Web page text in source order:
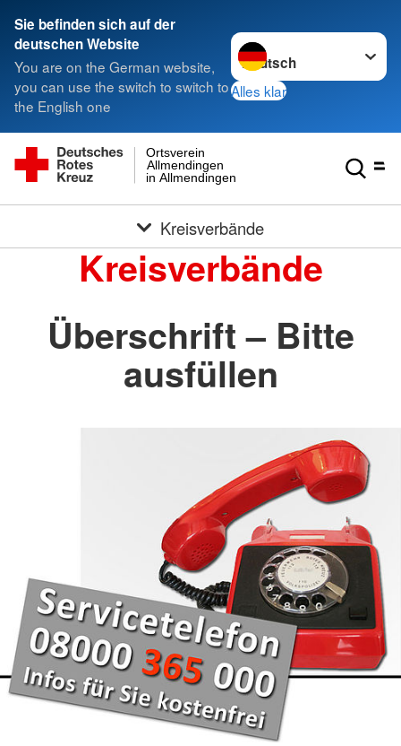
Sie befinden sich auf der
deutschen Website
You are on the German website,
you can use the switch to switch to
the English one
Sprache wechseln zu
Alles klar
in Allmendingen
Allmendingen
Ortsverein
Kreisverbände
Kreisverbände
Überschrift – Bitte
ausfüllen